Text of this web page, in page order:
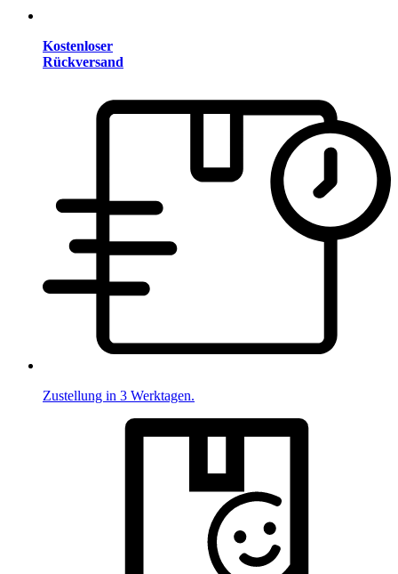
Kostenloser
Rückversand
Zustellung in 3 Werktagen.